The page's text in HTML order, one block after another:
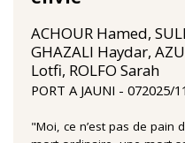
ACHOUR Hamed,
GHAZALI Haydar,
Lotfi, ROLFO Sarah
PORT A JAUNI
"Moi, ce n’est pas de pain